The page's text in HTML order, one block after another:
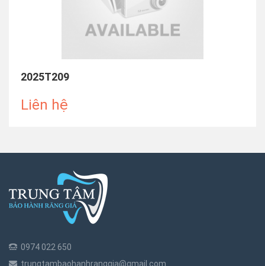
2025T209
Liên hệ
0974 022 650
trungtambaohanhranggia@gmail.com